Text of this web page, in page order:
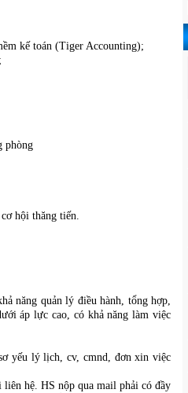
kế toán (Tiger Accounting);
phòng
hội thăng tiến.
năng quản lý điều hành, tổng hợp,
áp lực cao, có khả năng làm việc
yếu lý lịch, cv, cmnd, đơn xin việc
hệ. HS nộp qua mail phải có đầy